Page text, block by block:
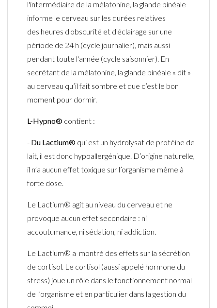
l'intermédiaire de la mélatonine, la glande pinéale
informe le cerveau sur les durées relatives
des heures d'obscurité et d'éclairage sur une
période de 24 h (cycle journalier), mais aussi
pendant toute l'année (cycle saisonnier). En
secrétant de la mélatonine, la glande pinéale « dit »
au cerveau qu’il fait sombre et que c’est le bon
moment pour dormir.
L-Hypno® contient :
- Du Lactium® qui est un hydrolysat de protéine de
lait, il est donc hypoallergénique. D’origine naturelle,
il n’a aucun effet toxique sur l’organisme même à
forte dose.
Le Lactium® agit au niveau du cerveau et ne
provoque aucun effet secondaire : ni
accoutumance, ni sédation, ni addiction.
Le Lactium® a montré des effets sur la sécrétion
de cortisol. Le cortisol (aussi appelé hormone du
stress) joue un rôle dans le fonctionnement normal
de l’organisme et en particulier dans la gestion du